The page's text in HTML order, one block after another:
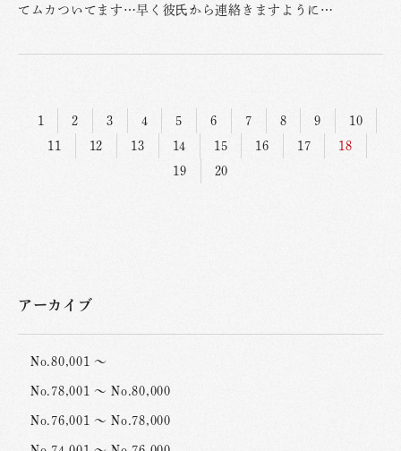
てムカついてます…早く彼氏から連絡きますように…
1 2 3 4 5 6 7 8 9
10
11
12 13 14 15 16 17
18
19
20
アーカイブ
No.80,001 ～
No.78,001 ～ No.80,000
No.76,001 ～ No.78,000